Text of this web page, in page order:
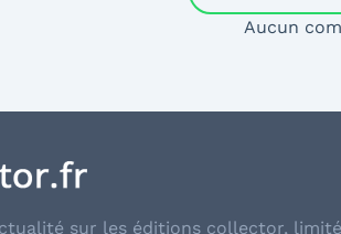
Aucun
sur les éditions collector,